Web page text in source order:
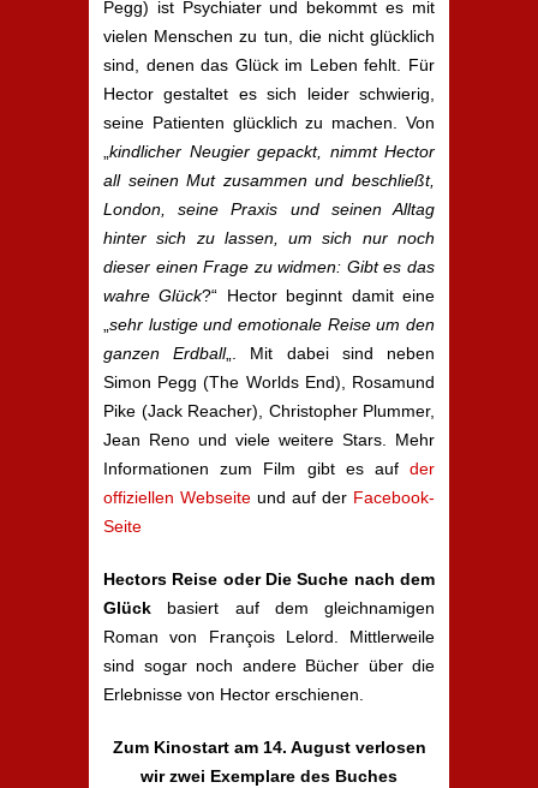
Pegg) ist Psychiater und bekommt es mit
vielen Menschen zu tun, die nicht glücklich
sind, denen das Glück im Leben fehlt. Für
Hector gestaltet es sich leider schwierig,
seine Patienten glücklich zu machen. Von
kindlicher Neugier gepackt, nimmt Hector
all seinen Mut zusammen und beschließt,
London, seine Praxis und seinen Alltag
hinter sich zu lassen, um sich nur noch
dieser einen Frage zu widmen: Gibt es das
wahre Glück?“ Hector beginnt damit eine
sehr lustige und emotionale Reise um den
ganzen Erdball„. Mit dabei sind neben
Simon Pegg (The Worlds End), Rosamund
Pike (Jack Reacher), Christopher Plummer,
Jean Reno und viele weitere Stars. Mehr
Informationen zum Film gibt es auf der
offiziellen Webseite und auf der Facebook-
Seite
Hectors Reise oder Die Suche nach dem
Glück basiert auf dem gleichnamigen
Roman von François Lelord. Mittlerweile
sind sogar noch andere Bücher über die
Erlebnisse von Hector erschienen.
Zum Kinostart am 14. August verlosen
wir zwei Exemplare des Buches